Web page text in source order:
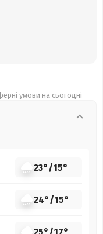
умови на сьогодні
23°/15°
24°/15°
25°/17°